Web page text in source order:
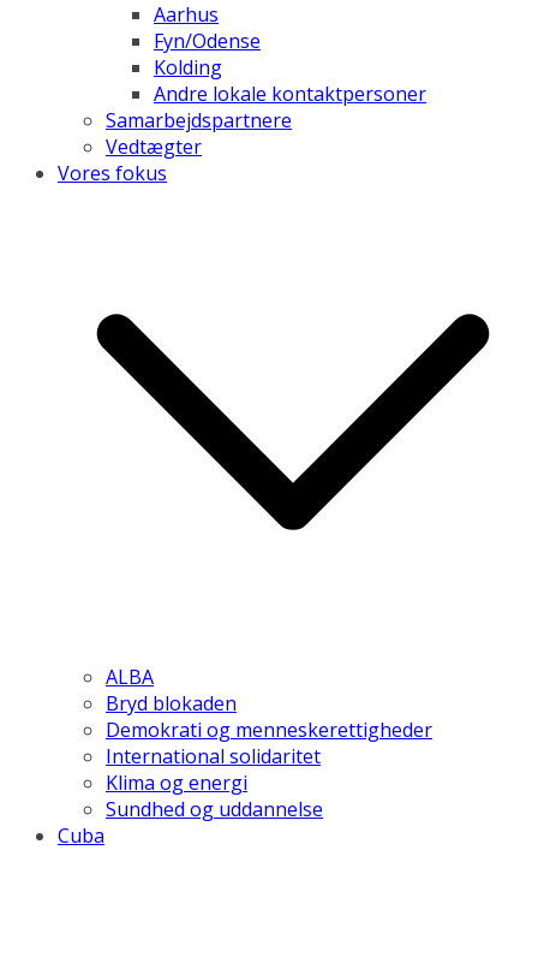
Aarhus
Fyn/Odense
Kolding
Andre lokale kontaktpersoner
Samarbejdspartnere
Vedtægter
Vores fokus
ALBA
Bryd blokaden
Demokrati og menneskerettigheder
International solidaritet
Klima og energi
Sundhed og uddannelse
Cuba